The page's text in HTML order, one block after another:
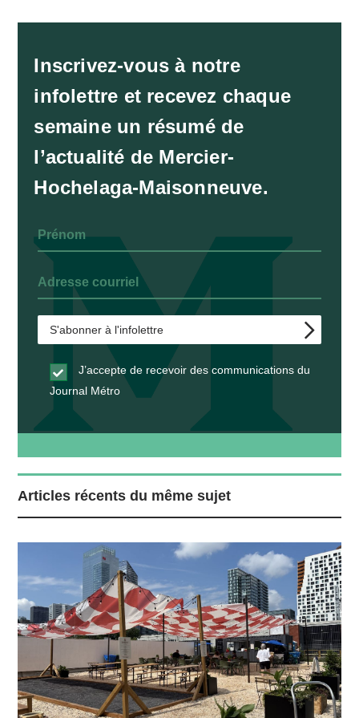
Inscrivez-vous à notre
infolettre et recevez chaque
semaine un résumé de
l’actualité de Mercier-
Hochelaga-Maisonneuve.
J’accepte de recevoir des communications du
Journal Métro
Articles récents du même sujet